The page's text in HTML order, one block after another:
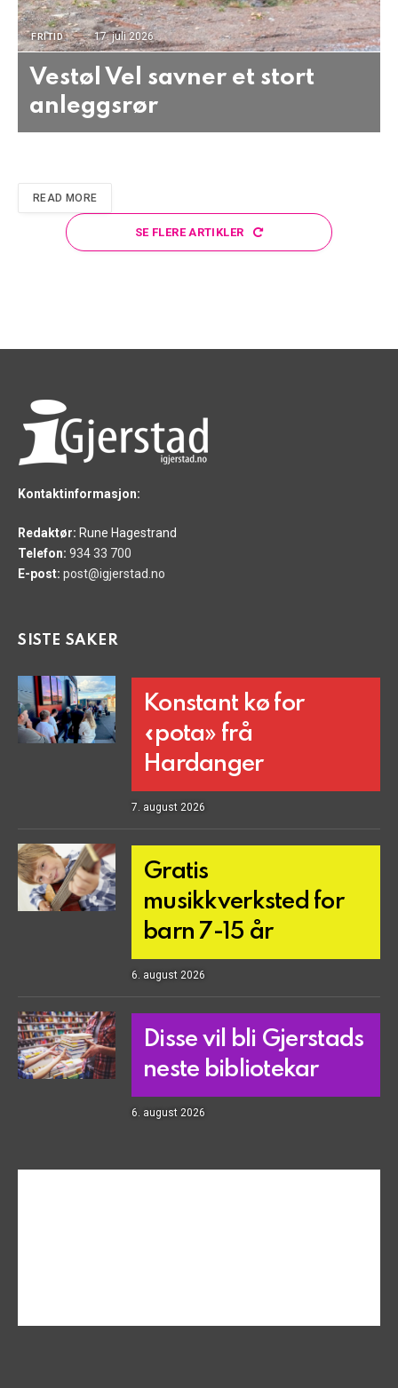
FRITID 17. juli 2026
Vestøl Vel savner et stort
anleggsrør
READ MORE
SE FLERE ARTIKLER
Kontaktinformasjon:
Redaktør: Rune Hagestrand
Telefon: 934 33 700
E-post: post@igjerstad.no
SISTE SAKER
Konstant kø for
«pota» frå
Hardanger
7. august 2026
Gratis
musikkverksted for
barn 7-15 år
6. august 2026
Disse vil bli Gjerstads
neste bibliotekar
6. august 2026